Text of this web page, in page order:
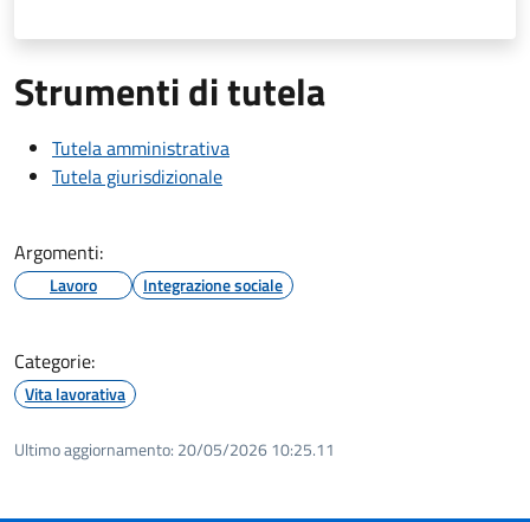
Strumenti di tutela
Tutela amministrativa
Tutela giurisdizionale
Argomenti:
Lavoro Integrazione sociale
Categorie:
Vita lavorativa
Ultimo aggiornamento: 20/05/2026 10:25.11